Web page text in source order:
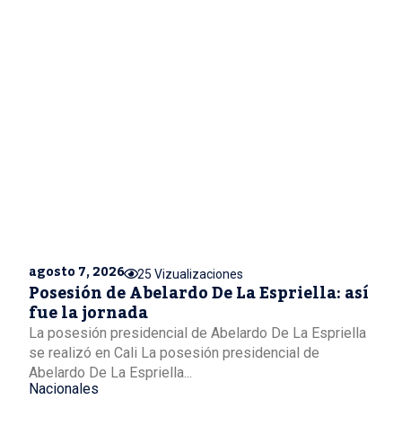
agosto 7, 2026 25 Vizualizaciones
Posesión de Abelardo De La Espriella: así
fue la jornada
La posesión presidencial de Abelardo De La Espriella
se realizó en Cali La posesión presidencial de
Abelardo De La Espriella...
Nacionales